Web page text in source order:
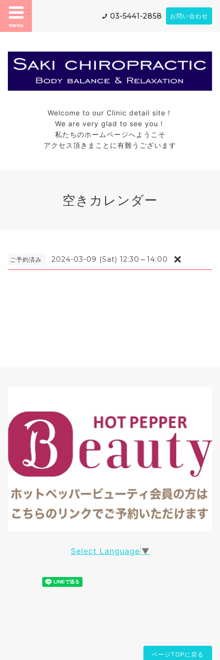
menu
03-5441-2858 お問い合わせ
Welcome to our Clinic detail site！
We are very glad to see you！
私たちのホームページへようこそ
アクセス頂きまことに有難うございます
空きカレンダー
ご予約済み 2024-03-09 (Sat) 12:30～14:00 ❌
Select Language ▼
ページTOPに戻る